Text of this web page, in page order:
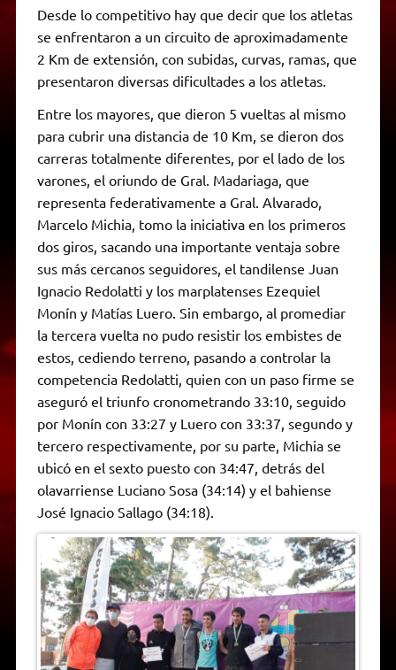
Desde lo competitivo hay que decir que los atletas
se enfrentaron a un circuito de aproximadamente
2 Km de extensión, con subidas, curvas, ramas, que
presentaron diversas dificultades a los atletas.
Entre los mayores, que dieron 5 vueltas al mismo
para cubrir una distancia de 10 Km, se dieron dos
carreras totalmente diferentes, por el lado de los
varones, el oriundo de Gral. Madariaga, que
representa federativamente a Gral. Alvarado,
Marcelo Michia, tomo la iniciativa en los primeros
dos giros, sacando una importante ventaja sobre
sus más cercanos seguidores, el tandilense Juan
Ignacio Redolatti y los marplatenses Ezequiel
Monín y Matías Luero. Sin embargo, al promediar
la tercera vuelta no pudo resistir los embistes de
estos, cediendo terreno, pasando a controlar la
competencia Redolatti, quien con un paso firme se
aseguró el triunfo cronometrando 33:10, seguido
por Monín con 33:27 y Luero con 33:37, segundo y
tercero respectivamente, por su parte, Michia se
ubicó en el sexto puesto con 34:47, detrás del
olavarriense Luciano Sosa (34:14) y el bahiense
José Ignacio Sallago (34:18).